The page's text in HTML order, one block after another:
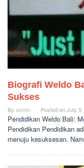
Biografi Weldo
Sukses
By admin Posted onJuly
Pendidikan Weldo Bali:
Pendidikan Pendidikan
menuju kesuksesan.